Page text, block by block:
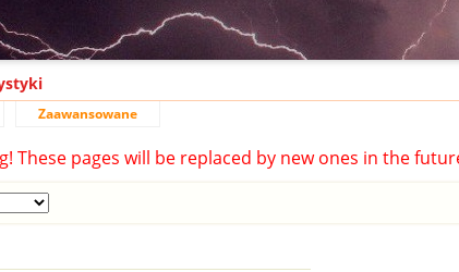
Zaawansowane
pages will be replaced by new ones in the